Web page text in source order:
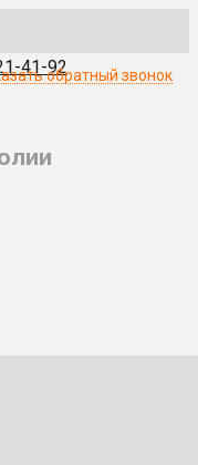
41-92обратный звонок